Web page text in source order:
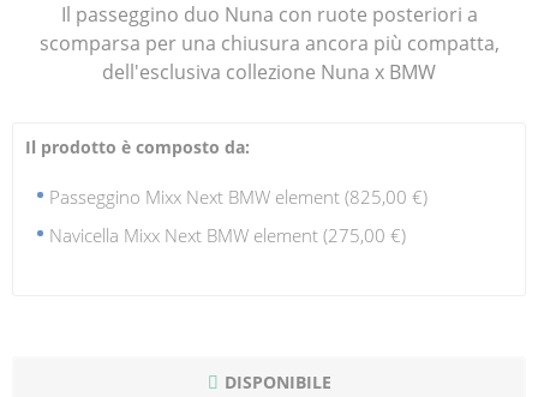
Il passeggino duo Nuna con ruote posteriori a
scomparsa per una chiusura ancora più compatta,
dell'esclusiva collezione Nuna x BMW
Il prodotto è composto da:
Passeggino Mixx Next BMW element (825,00 €)
Navicella Mixx Next BMW element (275,00 €)
DISPONIBILE